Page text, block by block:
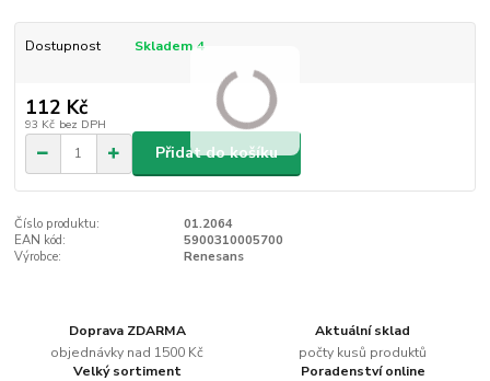
Dostupnost Skladem 4
112 Kč
93 Kč bez DPH
Přidat do košíku
Číslo produktu:
01.2064
EAN kód:
5900310005700
Výrobce:
Renesans
Doprava ZDARMA
objednávky nad 1500 Kč
Aktuální sklad
počty kusů produktů
Velký sortiment
Poradenství online